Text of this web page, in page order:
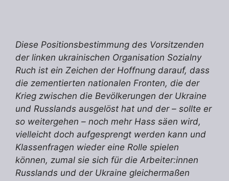
Diese Positionsbestimmung des Vorsitzenden
der linken ukrainischen Organisation Sozialny
Ruch ist ein Zeichen der Hoffnung darauf, dass
die zementierten nationalen Fronten, die der
Krieg zwischen die Bevölkerungen der Ukraine
und Russlands ausgelöst hat und der – sollte er
so weitergehen – noch mehr Hass säen wird,
vielleicht doch aufgesprengt werden kann und
Klassenfragen wieder eine Rolle spielen
können, zumal sie sich für die Arbeiter:innen
Russlands und der Ukraine gleichermaßen